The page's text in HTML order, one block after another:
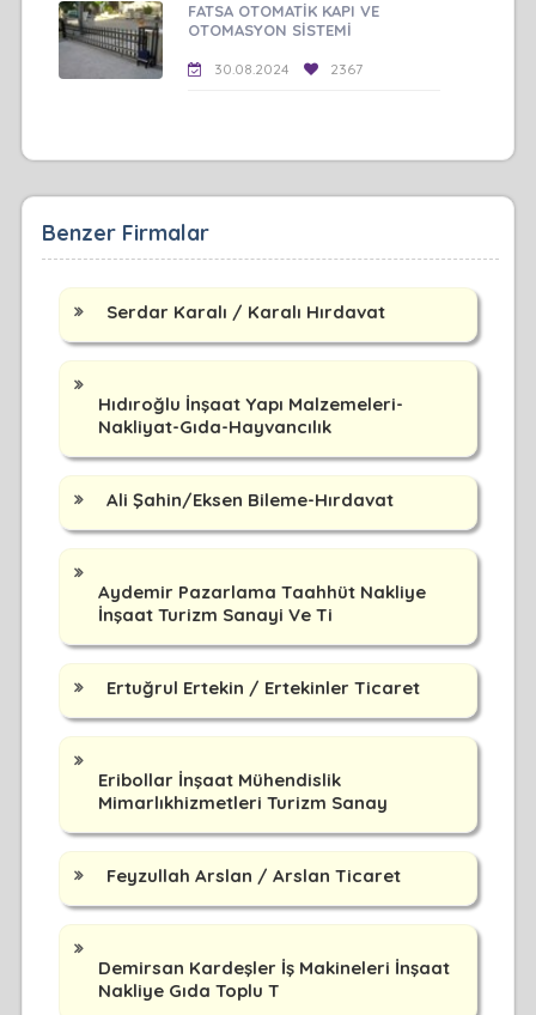
FATSA OTOMATİK KAPI VE
OTOMASYON SİSTEMİ
30.08.2024 2367
Benzer Firmalar
Serdar Karalı / Karalı Hırdavat
Hıdıroğlu İnşaat Yapı Malzemeleri-
Nakliyat-Gıda-Hayvancılık
Ali Şahin/Eksen Bileme-Hırdavat
Aydemir Pazarlama Taahhüt Nakliye
İnşaat Turizm Sanayi Ve Ti
Ertuğrul Ertekin / Ertekinler Ticaret
Eribollar İnşaat Mühendislik
Mimarlıkhizmetleri Turizm Sanay
Feyzullah Arslan / Arslan Ticaret
Demirsan Kardeşler İş Makineleri İnşaat
Nakliye Gıda Toplu T